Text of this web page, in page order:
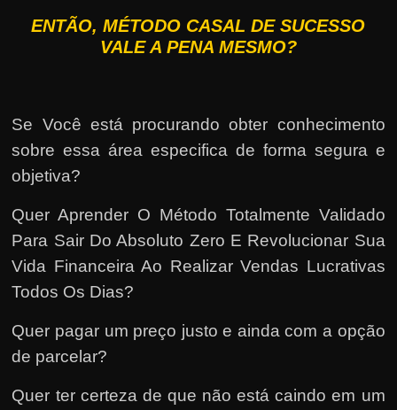
ENTÃO, MÉTODO CASAL DE SUCESSO
VALE A PENA MESMO?
Se Você está procurando obter conhecimento
sobre essa área especifica de forma segura e
objetiva?
Quer Aprender O Método Totalmente Validado
Para Sair Do Absoluto Zero E Revolucionar Sua
Vida Financeira Ao Realizar Vendas Lucrativas
Todos Os Dias?
Quer pagar um preço justo e ainda com a opção
de parcelar?
Quer ter certeza de que não está caindo em um